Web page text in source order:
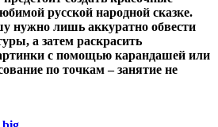
русской народной сказке.
нужно лишь аккуратно обвести
а затем раскрасить
с помощью карандашей или
по точкам – занятие не